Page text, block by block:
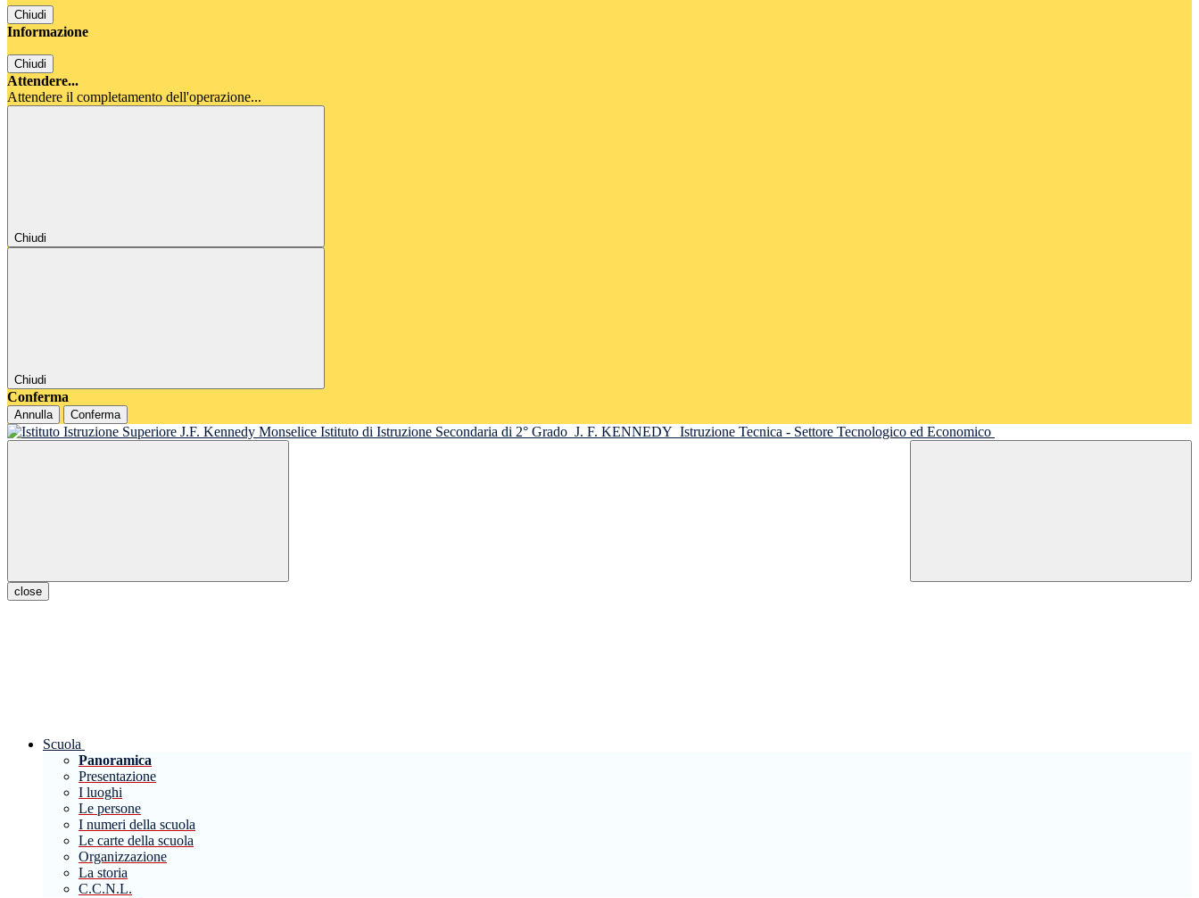
Chiudi
Informazione
Chiudi
Attendere...
Attendere il completamento dell'operazione...
Chiudi
Chiudi
Conferma
Annulla Conferma
Istituto di Istruzione Secondaria di 2° Grado J. F. KENNEDY Istruzione Tecnica - Settore Tecnologico ed Economico
close
Scuola
Panoramica
Presentazione
I luoghi
Le persone
I numeri della scuola
Le carte della scuola
Organizzazione
La storia
C.C.N.L.